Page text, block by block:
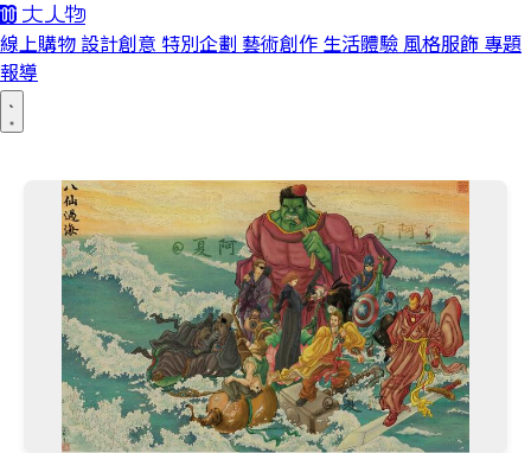
線上購物 設計創意 特別企劃 藝術創作 生活體驗 風格服飾 專題
報導